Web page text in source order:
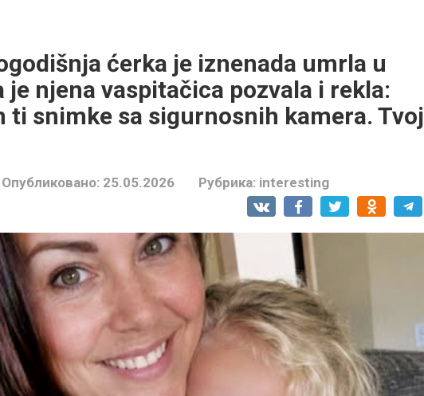
ćerka je iznenada umrla u
njena vaspitačica pozvala i rekla:
ti snimke sa sigurnosnih kamera. Tvoj
Опубликовано: 25.05.2026 Рубрика: interesting